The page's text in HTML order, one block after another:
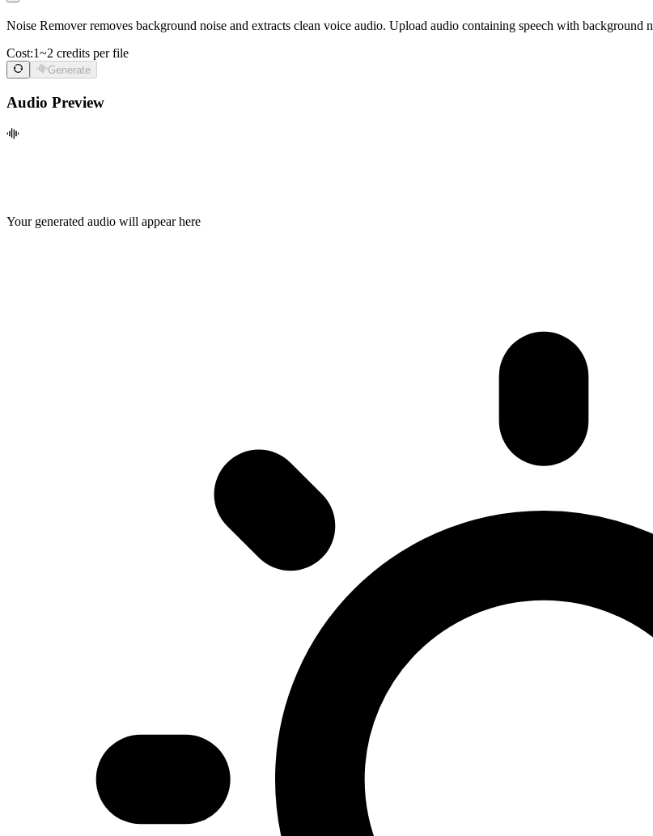
Noise Remover removes background noise and extracts clean voice audio. Upload audio containing speech with background
Cost:1~2 credits per file
Generate
Audio Preview
Your generated audio will appear here